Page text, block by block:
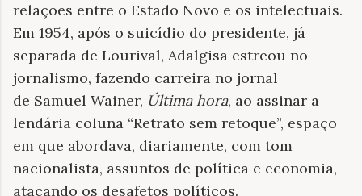
relações entre o Estado Novo e os intelectuais.
Em 1954, após o suicídio do presidente, já
separada de Lourival, Adalgisa estreou no
jornalismo, fazendo carreira no jornal
de Samuel Wainer, Última hora, ao assinar a
lendária coluna “Retrato sem retoque”, espaço
em que abordava, diariamente, com tom
nacionalista, assuntos de política e economia,
atacando os desafetos políticos.